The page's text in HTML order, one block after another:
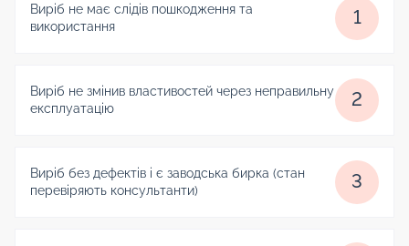
Виріб не має слідів пошкодження та
використання
1
Виріб не змінив властивостей через неправильну
експлуатацію
2
Виріб без дефектів і є заводська бирка (стан
перевіряють консультанти)
3